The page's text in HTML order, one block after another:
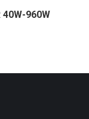
40W-960W